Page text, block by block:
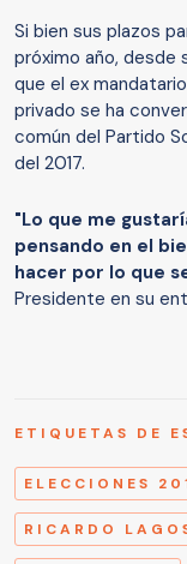
Si bien sus plazos
próximo año, desde
que el ex
privado se ha
común del Partido
del 2017.
"Lo que me
pensando en el
hacer por lo que
Presidente en su
ETIQUETAS DE
ELECCIONES
RICARDO